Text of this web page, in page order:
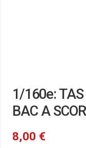
Mon compte
1/160e: TAS
BAC A
8,00 €